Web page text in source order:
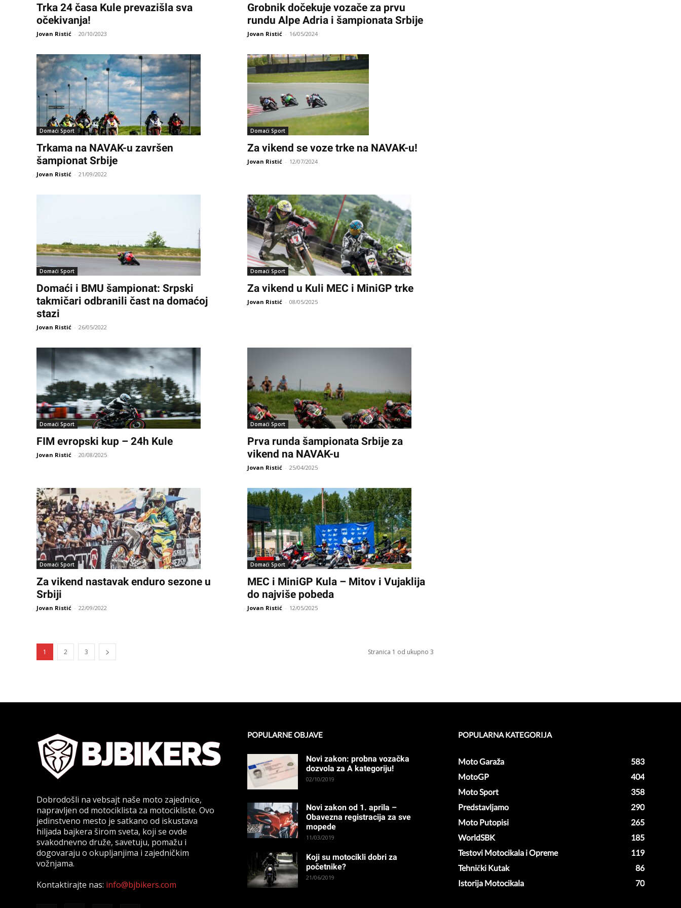
Trka 24 časa Kule prevazišla sva
očekivanja!
Jovan Ristić - 20/10/2023
Grobnik dočekuje vozače za prvu
rundu Alpe Adria i šampionata Srbije
Jovan Ristić - 16/05/2024
Domaći Sport
Trkama na NAVAK-u završen
šampionat Srbije
Jovan Ristić - 21/09/2022
Domaći Sport
Za vikend se voze trke na NAVAK-u!
Jovan Ristić - 12/07/2024
Domaći Sport
Domaći i BMU šampionat: Srpski
takmičari odbranili čast na domaćoj
stazi
Jovan Ristić - 26/05/2022
Domaći Sport
Za vikend u Kuli MEC i MiniGP trke
Jovan Ristić - 08/05/2025
Domaći Sport
FIM evropski kup – 24h Kule
Jovan Ristić - 20/08/2025
Domaći Sport
Prva runda šampionata Srbije za
vikend na NAVAK-u
Jovan Ristić - 25/04/2025
Domaći Sport
Za vikend nastavak enduro sezone u
Srbiji
Jovan Ristić - 22/09/2022
Domaći Sport
MEC i MiniGP Kula – Mitov i Vujaklija
do najviše pobeda
Jovan Ristić - 12/05/2025
1 2 3 Stranica 1 od ukupno 3
Dobrodošli na vebsajt naše moto zajednice,
napravljen od motociklista za motocikliste. Ovo
jedinstveno mesto je satkano od iskustava
hiljada bajkera širom sveta, koji se ovde
svakodnevno druže, savetuju, pomažu i
dogovaraju o okupljanjima i zajedničkim
vožnjama.
Kontaktirajte nas: info@bjbikers.com
POPULARNE OBJAVE
Novi zakon: probna vozačka
dozvola za A kategoriju!
02/10/2019
Novi zakon od 1. aprila –
Obavezna registracija za sve
mopede
11/03/2019
Koji su motocikli dobri za
početnike?
21/06/2019
POPULARNA KATEGORIJA
Moto Garaža
583
MotoGP
404
Moto Sport
358
Predstavljamo
290
Moto Putopisi
265
WorldSBK
185
Testovi Motocikala i Opreme
119
Tehnički Kutak
86
Istorija Motocikala
70